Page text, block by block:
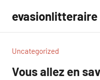
contenu
evasionlitteraire
Uncategorized
Vous allez en